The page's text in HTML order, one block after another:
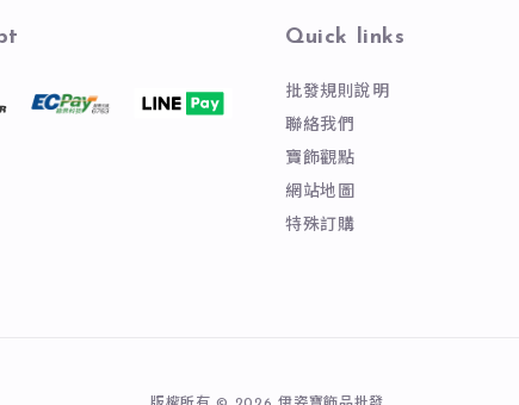
Quick links
批發規則說明
聯絡我們
寶飾觀點
網站地圖
特殊訂購